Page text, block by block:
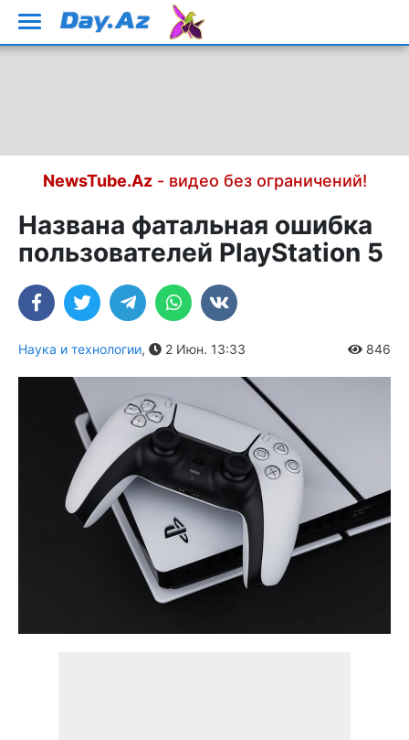
NewsTube.Az- видео без ограничений!
Названа фатальная ошибка
пользователей PlayStation 5
Наука и технологии, 2 Июн. 13:33 846